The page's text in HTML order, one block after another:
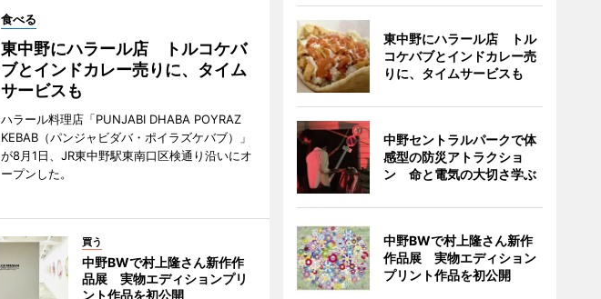
食べる
東中野にハラール店 トルコケバ
ブとインドカレー売りに、タイム
サービスも
ハラール料理店「PUNJABI DHABA POYRAZ
KEBAB（パンジャビダバ・ポイラズケバブ）」
が8月1日、JR東中野駅東南口区検通り沿いにオ
ープンした。
買う
中野BWで村上隆さん新作作
品展 実物エディションプリ
ント作品を初公開
東中野にハラール店 トル
コケバブとインドカレー売
りに、タイムサービスも
中野セントラルパークで体
感型の防災アトラクショ
ン 命と電気の大切さ学ぶ
中野BWで村上隆さん新作
作品展 実物エディション
プリント作品を初公開